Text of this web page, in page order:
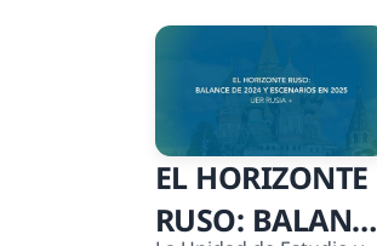
El_Ártico (2)El_Ártico
circle
EL HORIZONTE
RUSO: BALANCE